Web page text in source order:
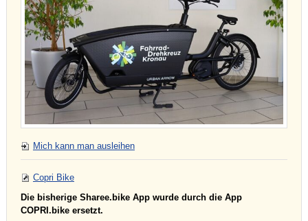
Mich kann man ausleihen
Copri Bike
Die bisherige Sharee.bike App wurde durch die App
COPRI.bike ersetzt.